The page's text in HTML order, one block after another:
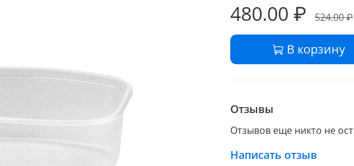
480.00 ₽ 524.00 ₽
В корзину
Отзывы
Отзывов еще никто не
Написать отзыв